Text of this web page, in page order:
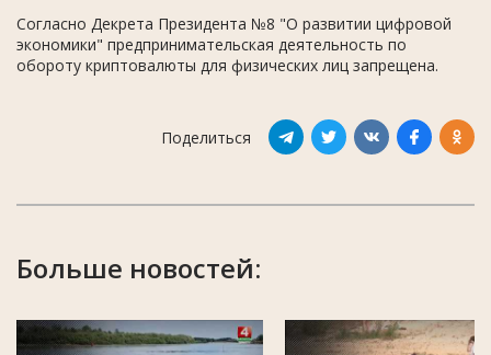
Согласно Декрета Президента №8 "О развитии цифровой
экономики" предпринимательская деятельность по
обороту криптовалюты для физических лиц запрещена.
Поделиться
Больше новостей: